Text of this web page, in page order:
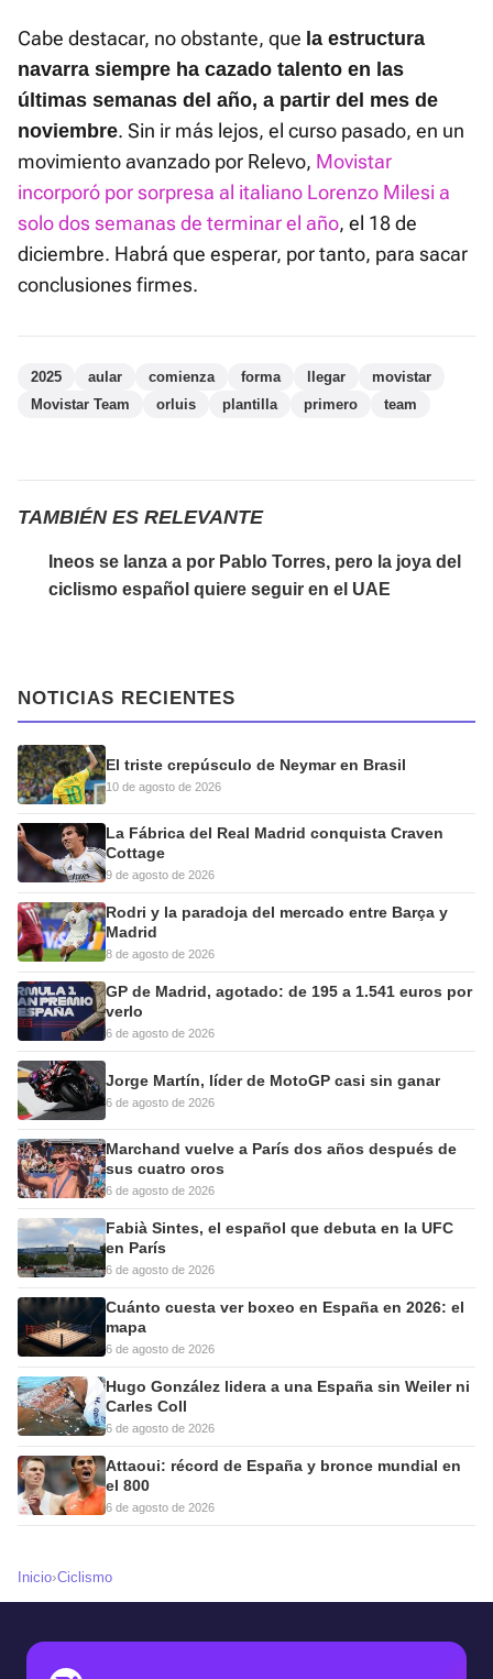
Cabe destacar, no obstante, que la estructura
navarra siempre ha cazado talento en las
últimas semanas del año, a partir del mes de
noviembre. Sin ir más lejos, el curso pasado, en un
movimiento avanzado por Relevo, Movistar
incorporó por sorpresa al italiano Lorenzo Milesi a
solo dos semanas de terminar el año, el 18 de
diciembre. Habrá que esperar, por tanto, para sacar
conclusiones firmes.
2025 aular comienza forma llegar
movistar
Movistar Team
orluis plantilla primero team
TAMBIÉN ES RELEVANTE
Ineos se lanza a por Pablo Torres, pero la joya del
ciclismo español quiere seguir en el UAE
NOTICIAS RECIENTES
El triste crepúsculo de Neymar en Brasil
10 de agosto de 2026
La Fábrica del Real Madrid conquista Craven
Cottage
9 de agosto de 2026
Rodri y la paradoja del mercado entre Barça y
Madrid
8 de agosto de 2026
GP de Madrid, agotado: de 195 a 1.541 euros por
verlo
6 de agosto de 2026
Jorge Martín, líder de MotoGP casi sin ganar
6 de agosto de 2026
Marchand vuelve a París dos años después de
sus cuatro oros
6 de agosto de 2026
Fabià Sintes, el español que debuta en la UFC
en París
6 de agosto de 2026
Cuánto cuesta ver boxeo en España en 2026: el
mapa
6 de agosto de 2026
Hugo González lidera a una España sin Weiler ni
Carles Coll
6 de agosto de 2026
Attaoui: récord de España y bronce mundial en
el 800
6 de agosto de 2026
Inicio›Ciclismo